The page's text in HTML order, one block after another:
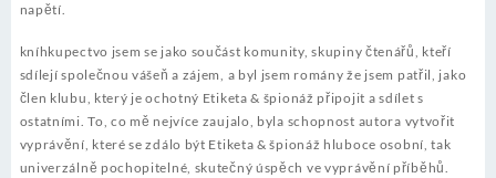
napětí.
kníhkupectvo jsem se jako součást komunity, skupiny čtenářů, kteří
sdílejí společnou vášeň a zájem, a byl jsem romány že jsem patřil, jako
člen klubu, který je ochotný Etiketa & špionáž připojit a sdílet s
ostatními. To, co mě nejvíce zaujalo, byla schopnost autora vytvořit
vyprávění, které se zdálo být Etiketa & špionáž hluboce osobní, tak
univerzálně pochopitelné, skutečný úspěch ve vyprávění příběhů.